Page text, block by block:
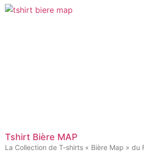
Tshirt Bière MAP
La Collection de T-shirts « Bière Map » du